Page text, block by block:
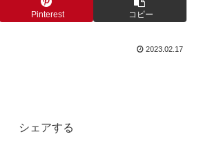
Pinterest コピー
2023.02.17
シェアする